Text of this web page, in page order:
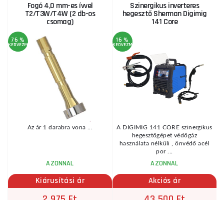
Fogó 4,0 mm-es ívvel
T2/T3W/T4W (2 db-os
csomag)
76 %
KEDVEZMÉNY
Az ár 1 darabra vona ...
AZONNAL
Kiárusítási ár
Szinergikus inverteres
hegesztő Sherman Digimig
141 Core
16 %
KEDVEZMÉNY
A DIGIMIG 141 CORE szinergikus
hegesztőgépet védőgáz
használata nélküli , önvédő acél
por ...
AZONNAL
Akciós ár